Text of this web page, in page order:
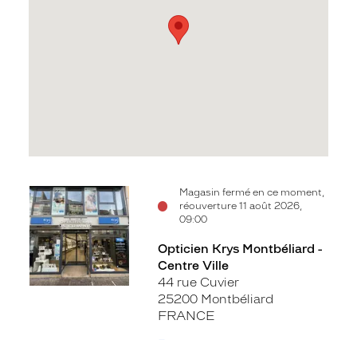
Magasin fermé en ce moment,
réouverture 11 août 2026,
09:00
Voir
la
fiche
Opticien Krys Montbéliard -
Centre Ville
44 rue Cuvier
25200 Montbéliard
FRANCE